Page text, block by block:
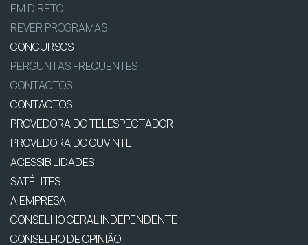
EM DIRETO
REVER PROGRAMAS
CONCURSOS
PERGUNTAS FREQUENTES
CONTACTOS
CONTACTOS
PROVEDORA DO TELESPECTADOR
PROVEDORA DO OUVINTE
ACESSIBILIDADES
SATÉLITES
A EMPRESA
CONSELHO GERAL INDEPENDENTE
CONSELHO DE OPINIÃO